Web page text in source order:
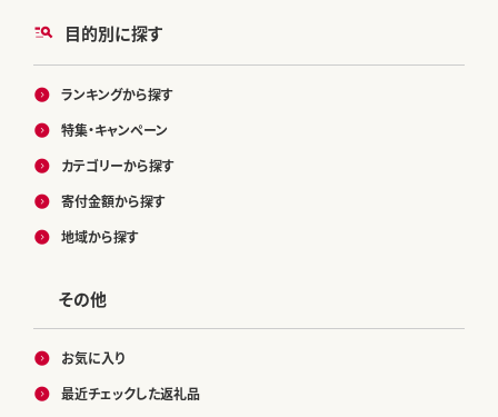
目的別に探す
ランキングから探す
特集・キャンペーン
カテゴリーから探す
寄付金額から探す
地域から探す
その他
お気に入り
最近チェックした返礼品